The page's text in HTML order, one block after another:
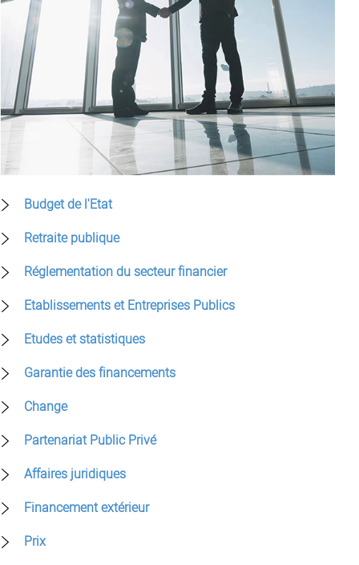
Budget de l'Etat
Retraite publique
Réglementation du secteur financier
Etablissements et Entreprises Publics
Etudes et statistiques
Garantie des financements
Change
Partenariat Public Privé
Affaires juridiques
Financement extérieur
Prix